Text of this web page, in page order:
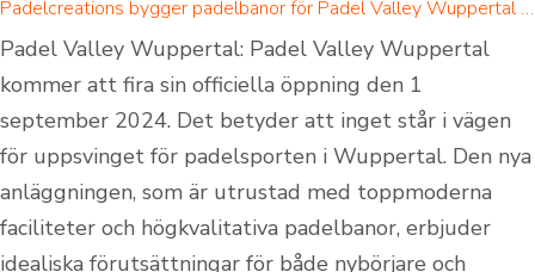
Padelcreations bygger padelbanor för Padel Valley Wuppertal - invigning den 1 september 2024
Padel Valley Wuppertal: Padel Valley Wuppertal
kommer att fira sin officiella öppning den 1
september 2024. Det betyder att inget står i vägen
för uppsvinget för padelsporten i Wuppertal. Den nya
anläggningen, som är utrustad med toppmoderna
faciliteter och högkvalitativa padelbanor, erbjuder
idealiska förutsättningar för både nybörjare och